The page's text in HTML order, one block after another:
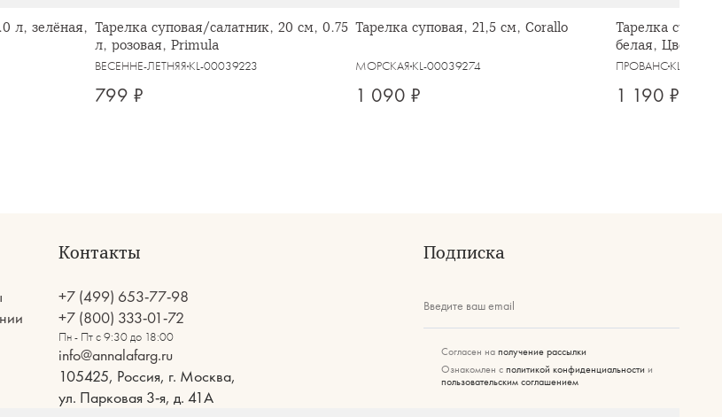
л, зелёная, Тарелка суповая/салатник, 20 см, 0.75
л, розовая, Primula
ВЕСЕННЕ-ЛЕТНЯЯ KL-00039223
799 ₽
Тарелка суповая, 21,5 см, Corallo
МОРСКАЯ KL-00039274
1 090 ₽
Тарелка
белая, Цветы,
ПРОВАНСKL-
1 190 ₽
Контакты
+7 (499) 653-77-98
+7 (800) 333-01-72
Пн - Пт с 9:30 до 18:00
info@annalafarg.ru
105425, Россия, г. Москва,
ул. Парковая 3-я, д. 41А
Подписка
Введите ваш email
Согласен на получение рассылки
Ознакомлен с политикой конфиденциальности и
пользовательским соглашением